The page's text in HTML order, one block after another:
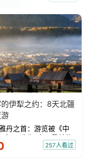
伊犁之约：8天北疆
丹之首：游览被《中
》评选为“中国最美的
第一名的克拉玛依魔鬼
257人看过